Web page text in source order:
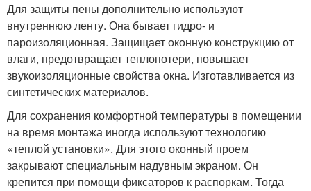
Для защиты пены дополнительно используют
внутреннюю ленту. Она бывает гидро- и
пароизоляционная. Защищает оконную конструкцию от
влаги, предотвращает теплопотери, повышает
звукоизоляционные свойства окна. Изготавливается из
синтетических материалов.
Для сохранения комфортной температуры в помещении
на время монтажа иногда используют технологию
«теплой установки». Для этого оконный проем
закрывают специальным надувным экраном. Он
крепится при помощи фиксаторов к распоркам. Тогда